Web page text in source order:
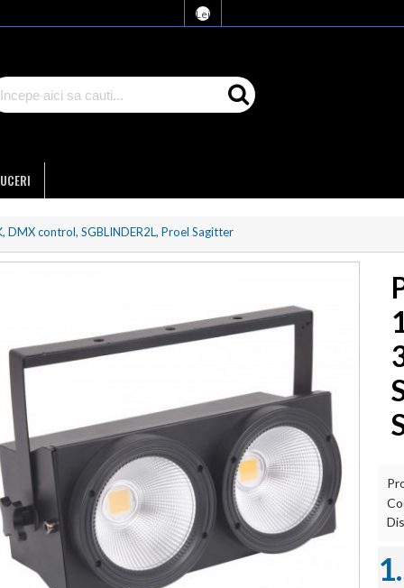
Lei
control, SGBLINDER2L, Proel Sagitter